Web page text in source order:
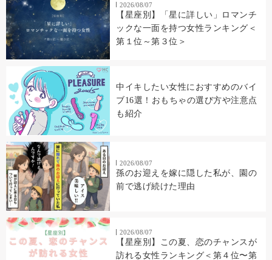
2026/08/07
【星座別】「星に詳しい」ロマンチ
ックな一面を持つ女性ランキング＜
第１位～第３位＞
中イキしたい女性におすすめのバイ
ブ16選！おもちゃの選び方や注意点
も紹介
2026/08/07
孫のお迎えを嫁に隠した私が、園の
前で逃げ続けた理由
2026/08/07
【星座別】この夏、恋のチャンスが
訪れる女性ランキング＜第４位〜第